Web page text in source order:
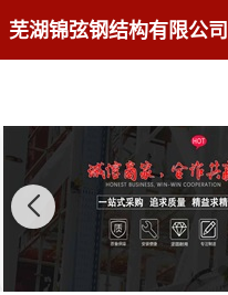
芜湖锦弦钢结构有限公司